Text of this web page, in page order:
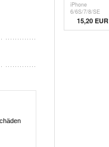
iPhone
6/6S/7/8/SE
(2020)/SE (
15,20 EUR